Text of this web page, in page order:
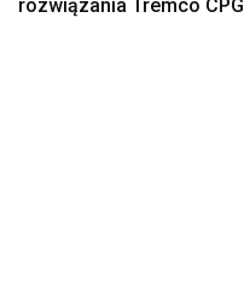
rozwiązania Tremco CPG